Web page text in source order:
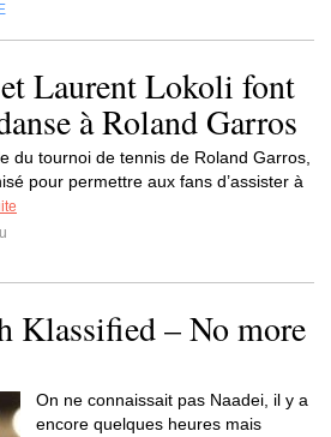
Laurent Lokoli font
à Roland Garros
du tournoi de tennis de Roland Garros,
pour permettre aux fans d’assister à
Klassified – No more
On ne connaissait pas Naadei, il y a
encore quelques heures mais